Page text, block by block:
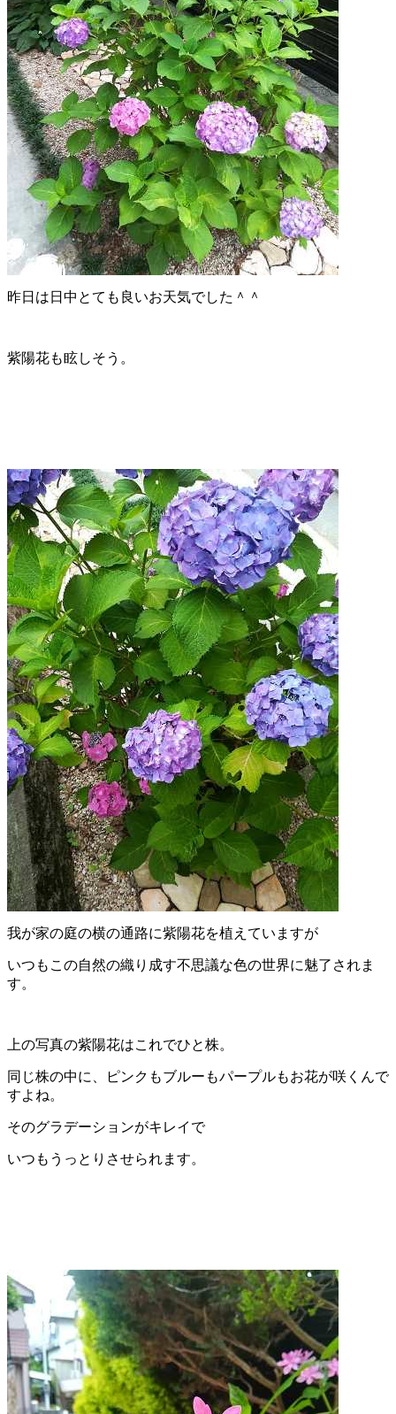
昨日は日中とても良いお天気でした＾＾
紫陽花も眩しそう。
我が家の庭の横の通路に紫陽花を植えていますが
いつもこの自然の織り成す不思議な色の世界に魅了されま
す。
上の写真の紫陽花はこれでひと株。
同じ株の中に、ピンクもブルーもパープルもお花が咲くんで
すよね。
そのグラデーションがキレイで
いつもうっとりさせられます。